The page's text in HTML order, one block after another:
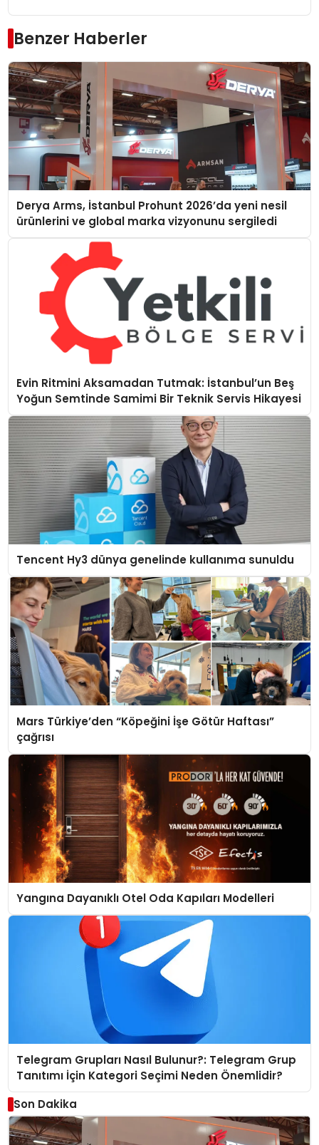
Benzer Haberler
Derya Arms, İstanbul Prohunt 2026’da yeni nesil
ürünlerini ve global marka vizyonunu sergiledi
Evin Ritmini Aksamadan Tutmak: İstanbul’un Beş
Yoğun Semtinde Samimi Bir Teknik Servis Hikayesi
Tencent Hy3 dünya genelinde kullanıma sunuldu
Mars Türkiye’den “Köpeğini İşe Götür Haftası”
çağrısı
Yangına Dayanıklı Otel Oda Kapıları Modelleri
Telegram Grupları Nasıl Bulunur?: Telegram Grup
Tanıtımı İçin Kategori Seçimi Neden Önemlidir?
Son Dakika